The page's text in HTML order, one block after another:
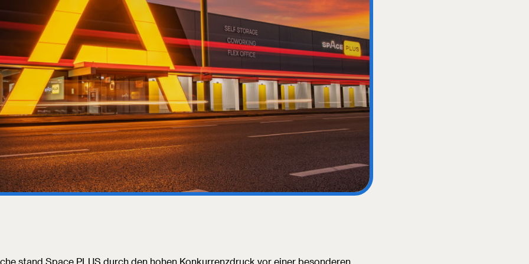
stand Space PLUS durch den hohen Konkurrenzdruck vor einer besonderen